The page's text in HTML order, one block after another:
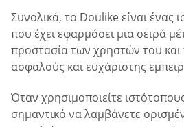
Συνολικά, το Doulike είναι ένας
που έχει εφαρμόσει μια σειρά
προστασία των χρηστών του και
ασφαλούς και ευχάριστης
Όταν χρησιμοποιείτε
σημαντικό να λαμβάνετε